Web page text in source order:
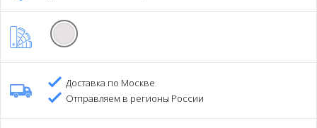
Доставка по Москве
Отправляем в регионы России